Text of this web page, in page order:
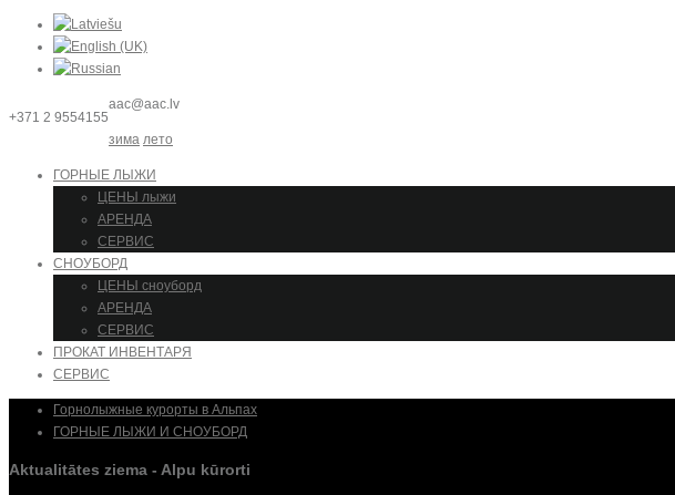
+371 2 9554155
aac@aac.lv
зима лето
ГОРНЫЕ ЛЫЖИ
ЦЕНЫ лыжи
АРЕНДА
СЕРВИС
СНОУБОРД
ЦЕНЫ сноуборд
АРЕНДА
СЕРВИС
ПРОКАТ ИНВЕНТАРЯ
СЕРВИС
Горнолыжные курорты в Альпах
ГОРНЫЕ ЛЫЖИ И СНОУБОРД
Aktualitātes ziema - Alpu kūrorti